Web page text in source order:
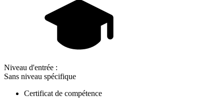
Niveau d'entrée :
Sans niveau spécifique
Certificat de compétence